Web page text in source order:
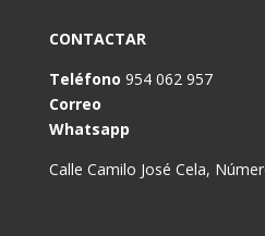
CONTACTAR
Teléfono 954 062 957
Correo
Whatsapp
Calle Camilo José Cela,